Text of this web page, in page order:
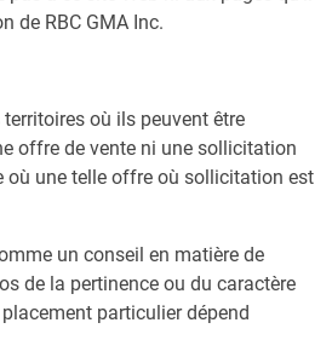
de RBC GMA Inc.
où ils peuvent être
offre de vente ni une sollicitation
où une telle offre où sollicitation est
un conseil en matière de
de la pertinence ou du caractère
particulier dépend
Il
Date de
indice de
Marchés
compte
américains
OPCVM